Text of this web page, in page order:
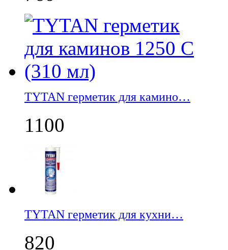
TYTAN герметик для камино…
1100
TYTAN герметик для кухни…
820